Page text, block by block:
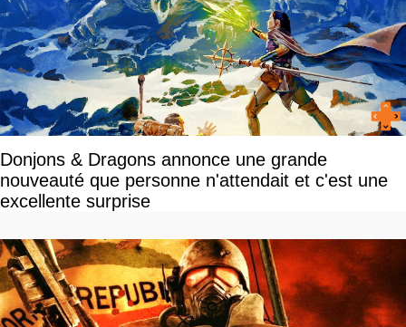
Donjons & Dragons annonce une grande
nouveauté que personne n'attendait et c'est une
excellente surprise